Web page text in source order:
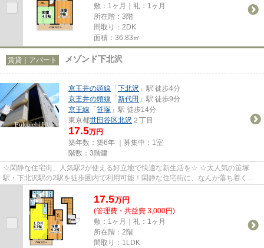
敷：1ヶ月｜礼：1ヶ月
所在階：3階
間取り：2DK
面積：36.83㎡
賃貸｜アパート メゾンド下北沢
京王井の頭線 「下北沢 」駅 徒歩4分
京王井の頭線 「新代田 」駅 徒歩9分
京王線 「笹塚 」駅 徒歩14分
東京都世田谷区北沢 ２丁目
17.5万円
築年数：築6年 ｜募集中： 1室
階数：3階建
☆閑静な住宅街、人気駅2が使える好立地で快適な新生活を☆ ☆大人気の笹塚
駅・下北沢駅の2駅を徒歩圏内で利用可能！閑静な住宅街に、なんか落ち着く佇
まい…綺麗な室内と使いやすい間取り...
17.5万円
(管理費・共益費 3,000円)
敷：1ヶ月｜礼：1ヶ月
所在階：2階
間取り：1LDK